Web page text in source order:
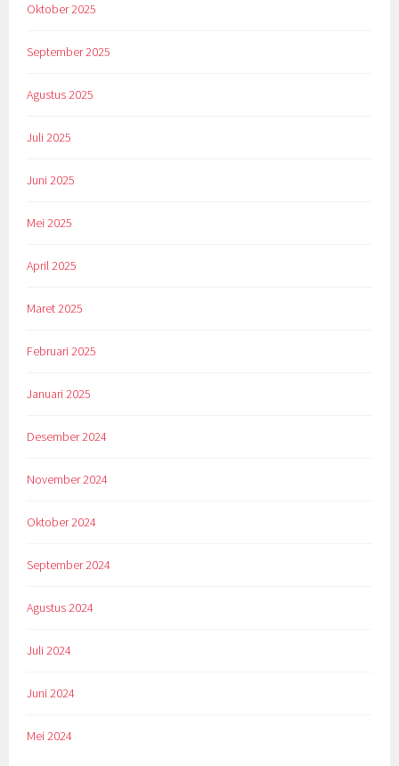
Oktober 2025
September 2025
Agustus 2025
Juli 2025
Juni 2025
Mei 2025
April 2025
Maret 2025
Februari 2025
Januari 2025
Desember 2024
November 2024
Oktober 2024
September 2024
Agustus 2024
Juli 2024
Juni 2024
Mei 2024